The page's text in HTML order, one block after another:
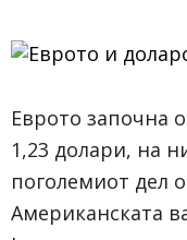
Еврото започна
1,23 долари, на
поголемиот дел
Американската